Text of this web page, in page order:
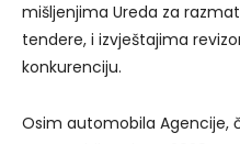
mišljenjima Ureda za
tendere, i izvještajima
konkurenciju.
Osim automobila Agencije,